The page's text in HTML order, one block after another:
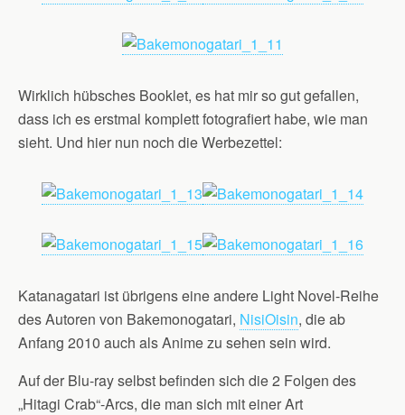
Wirklich hübsches Booklet, es hat mir so gut gefallen,
dass ich es erstmal komplett fotografiert habe, wie man
sieht. Und hier nun noch die Werbezettel:
Katanagatari ist übrigens eine andere Light Novel-Reihe
des Autoren von Bakemonogatari, NisiOisin, die ab
Anfang 2010 auch als Anime zu sehen sein wird.
Auf der Blu-ray selbst befinden sich die 2 Folgen des
„Hitagi Crab“-Arcs, die man sich mit einer Art